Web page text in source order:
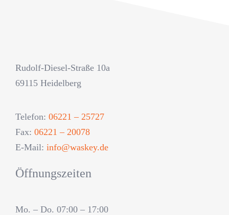
Rudolf-Diesel-Straße 10a
69115 Heidelberg
Telefon: 06221 – 25727
Fax: 06221 – 20078
E-Mail: info@waskey.de
Öffnungszeiten
Mo. – Do. 07:00 – 17:00